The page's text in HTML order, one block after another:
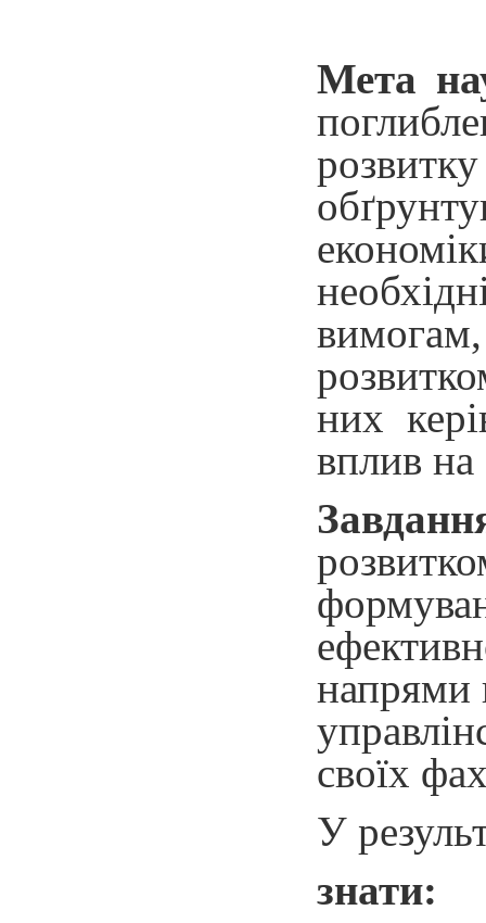
Мета
них
вплив на
напрями
своїх
У
знати: